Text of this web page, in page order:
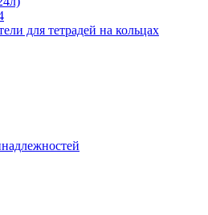
для тетрадей на кольцах